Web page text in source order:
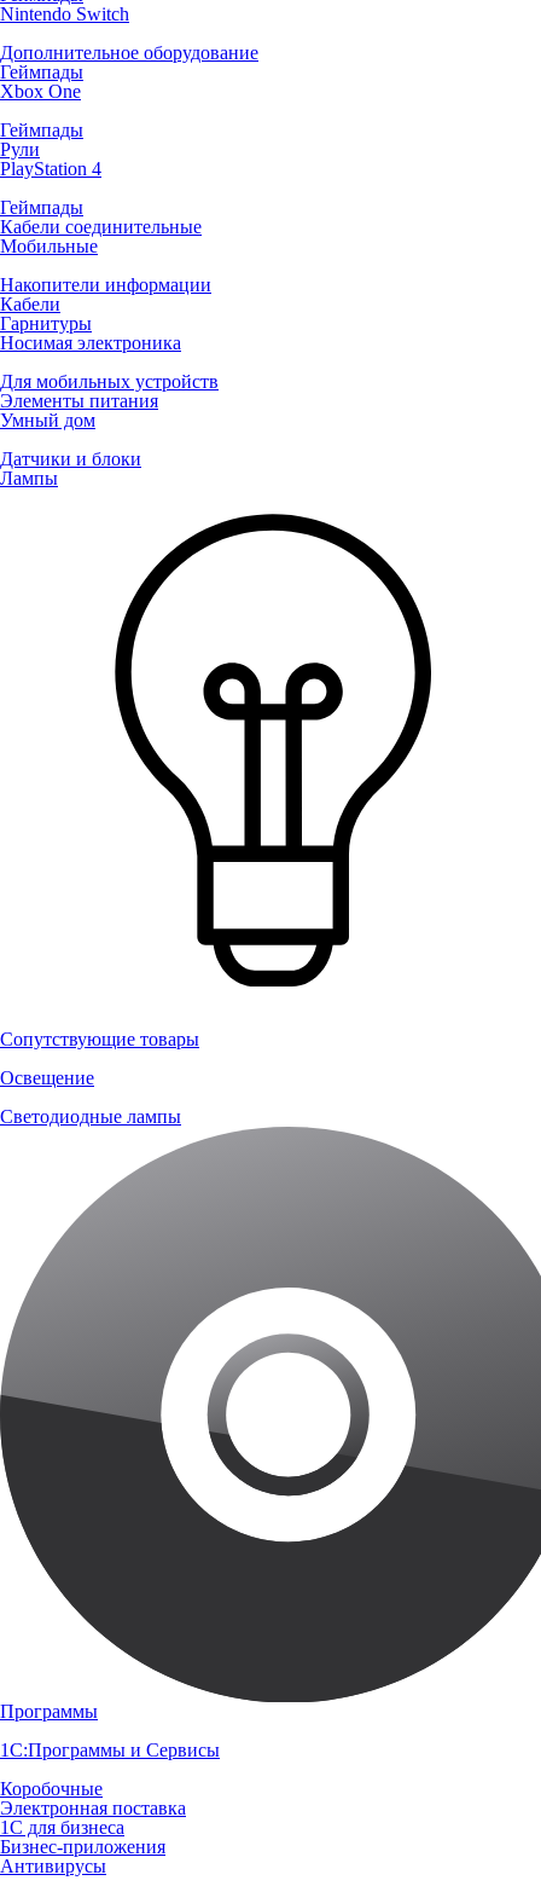
Nintendo Switch
Дополнительное оборудование
Геймпады
Xbox One
Геймпады
Рули
PlayStation 4
Геймпады
Кабели соединительные
Мобильные
Накопители информации
Кабели
Гарнитуры
Носимая электроника
Для мобильных устройств
Элементы питания
Умный дом
Датчики и блоки
Лампы
Сопутствующие товары
Освещение
Светодиодные лампы
Программы
1С:Программы и Сервисы
Коробочные
Электронная поставка
1С для бизнеса
Бизнес-приложения
Антивирусы